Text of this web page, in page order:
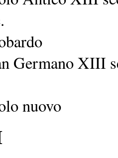
Germano XIII
nuovo